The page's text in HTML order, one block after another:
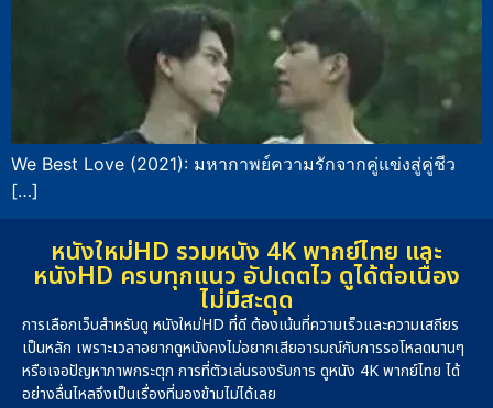
We Best Love (2021): มหากาพย์ความรักจากคู่แข่งสู่คู่ชีว
[…]
หนังใหม่HD รวมหนัง 4K พากย์ไทย และ
หนังHD ครบทุกแนว อัปเดตไว ดูได้ต่อเนื่อง
ไม่มีสะดุด
การเลือกเว็บสำหรับดู หนังใหม่HD ที่ดี ต้องเน้นที่ความเร็วและความเสถียร
เป็นหลัก เพราะเวลาอยากดูหนังคงไม่อยากเสียอารมณ์กับการรอโหลดนานๆ
หรือเจอปัญหาภาพกระตุก การที่ตัวเล่นรองรับการ ดูหนัง 4K พากย์ไทย ได้
อย่างลื่นไหลจึงเป็นเรื่องที่มองข้ามไม่ได้เลย